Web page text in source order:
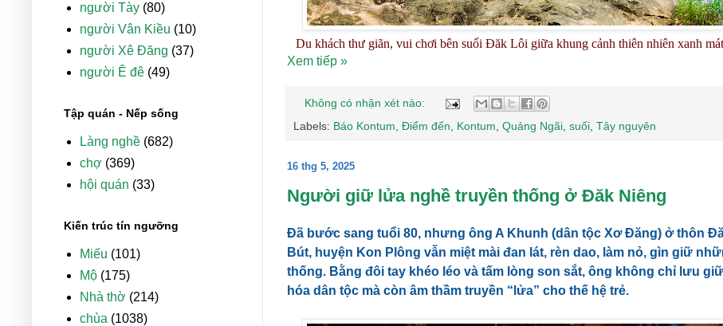
Du khách thư giãn, vui chơi bên suối Đăk Lôi giữa khung cảnh thiên nhiên xanh
Xem tiếp »
Không có nhận xét nào:
Labels: Báo Kontum, Điểm đến, Kontum, Quảng Ngãi, suối, Tây nguyên
16 thg 5, 2025
Người giữ lửa nghề truyền thống ở Đăk Niêng
Đã bước sang tuổi 80, nhưng ông A Khunh (dân tộc Xơ Đăng) ở thôn
Bút, huyện Kon Plông vẫn miệt mài đan lát, rèn dao, làm nỏ, gìn giữ
thống. Bằng đôi tay khéo léo và tấm lòng son sắt, ông không chỉ lưu
hóa dân tộc mà còn âm thầm truyền “lửa” cho thế hệ trẻ.
người Tày (80)
người Vân Kiều (10)
người Xê Đăng (37)
người Ê đê (49)
Tập quán - Nếp sống
Làng nghề (682)
chợ (369)
hội quán (33)
Kiến trúc tín ngưỡng
Miếu (101)
Mộ (175)
Nhà thờ (214)
chùa (1038)